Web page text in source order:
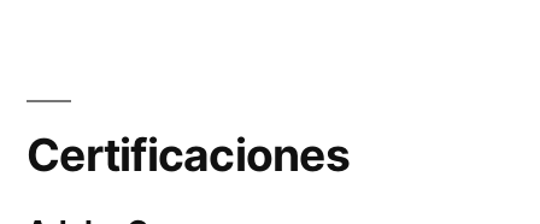
Certificaciones